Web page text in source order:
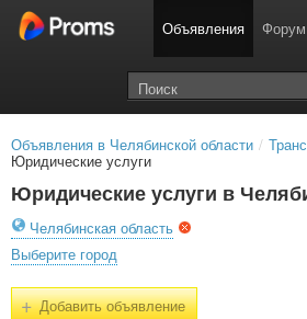
Объявления Форум
Объявления в Челябинской области /
Юридические услуги
Юридические услуги в
Челябинская область
Выберите город
+Добавить объявление